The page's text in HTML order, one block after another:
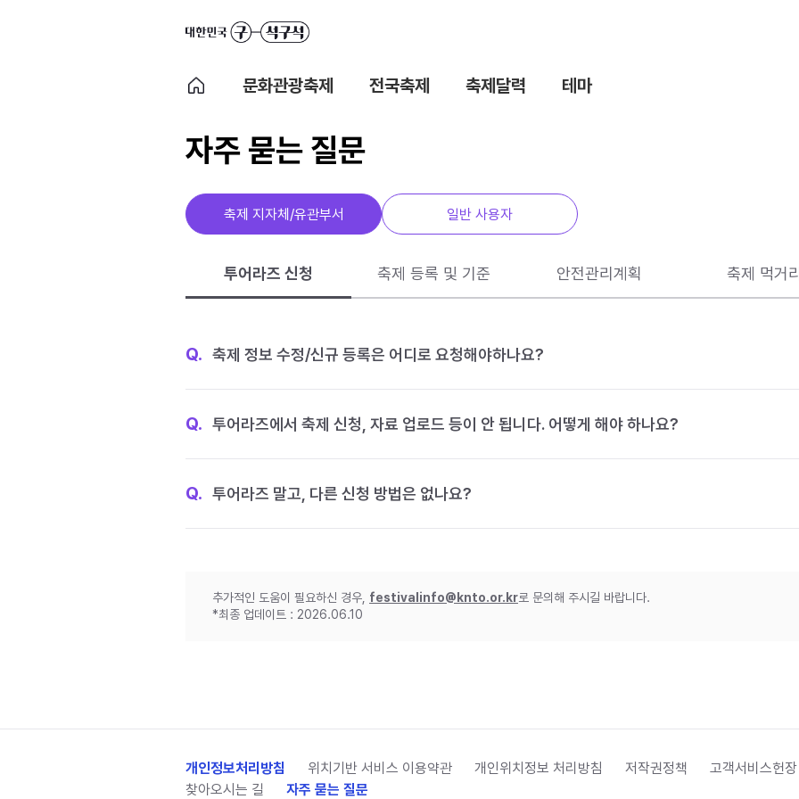
문화관광축제 전국축제 축제달력 테마
자주 묻는 질문
축제 지자체/유관부서 일반 사용자
투어라즈 신청 축제 등록 및 기준 안전관리계획 축제 먹거리
Q. 축제 정보 수정/신규 등록은 어디로 요청해야하나요?
Q. 투어라즈에서 축제 신청, 자료 업로드 등이 안 됩니다. 어떻게 해야 하나요?
Q. 투어라즈 말고, 다른 신청 방법은 없나요?
추가적인 도움이 필요하신 경우, festivalinfo@knto.or.kr로 문의해 주시길 바랍니다.
*최종 업데이트 : 2026.06.10
개인정보처리방침 위치기반 서비스 이용약관 개인위치정보 처리방침 저작권정책 고객서비스헌장
찾아오시는 길
자주 묻는 질문